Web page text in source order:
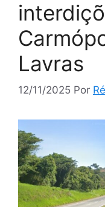
Lavras
12/11/2025 Por